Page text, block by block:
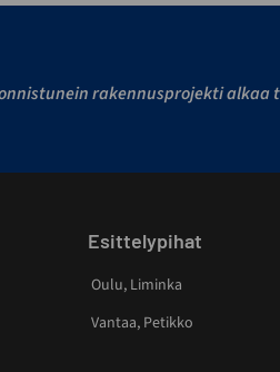
rakennusprojekti alkaa
Esittelypihat
Oulu, Liminka
Vantaa, Petikko